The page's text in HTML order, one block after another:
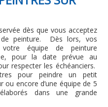
dès que vous acceptez
peinture. Dès lors, vos
équipe de peinture
pour la date prévue au
respecter les échéanciers.
pour peindre un petit
encore d’une équipe de 5
dans une grande